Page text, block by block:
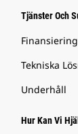
Tjänster Och
Tekniska
Underhåll
Hur Kan Vi